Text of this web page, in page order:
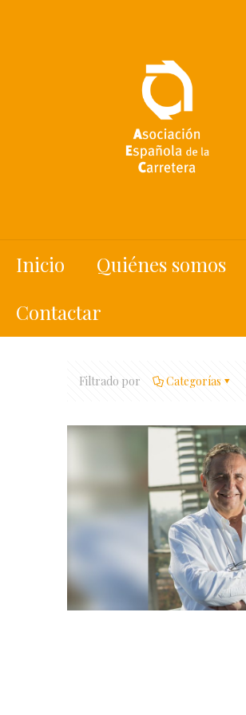
Inicio Quiénes somos
Contactar
Filtrado por Categorías